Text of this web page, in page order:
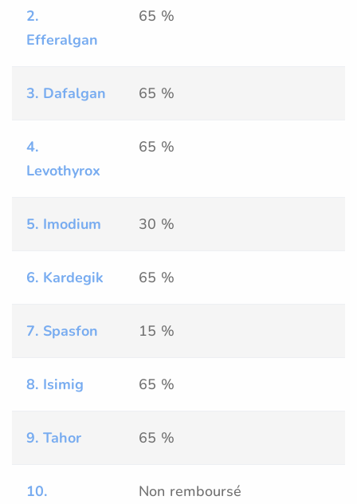
2.
Efferalgan
65 %
3. Dafalgan 65 %
4.
Levothyrox
65 %
5. Imodium 30 %
6. Kardegik 65 %
7. Spasfon 15 %
8. Isimig 65 %
9. Tahor 65 %
10.
Non remboursé